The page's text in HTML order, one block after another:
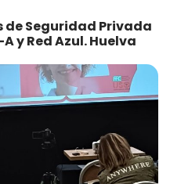
de Seguridad Privada
y Red Azul. Huelva